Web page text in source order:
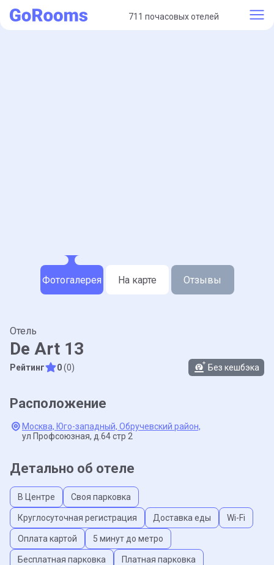
711 почасовых отелей
Отель
De Art 13
Рейтинг 0(0) Без кешбэка
Фотогалерея На карте Отзывы
Детально об отеле
В Центре Своя парковка
Круглосуточная регистрация Доставка еды Wi-Fi
Оплата картой 5 минут до метро
Бесплатная парковка Платная парковка
Расположение
Москва, Юго-западный, Обручевский район,
ул Профсоюзная, д.64 стр 2